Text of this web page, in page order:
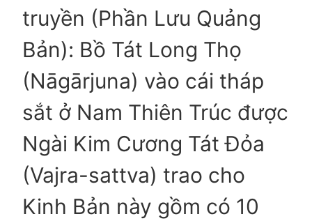
truyền (Phần Lưu Quảng
Bản): Bồ Tát Long Thọ
(Nāgārjuna) vào cái tháp
sắt ở Nam Thiên Trúc được
Ngài Kim Cương Tát Đỏa
(Vajra-sattva) trao cho
Kinh Bản này gồm có 10